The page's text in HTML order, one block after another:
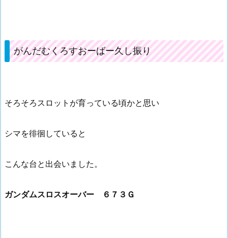
がんだむくろすおーばー久し振り
そろそろスロットが育っている頃かと思い
シマを徘徊していると
こんな台と出会いました。
ガンダムスロスオーバー ６７３Ｇ